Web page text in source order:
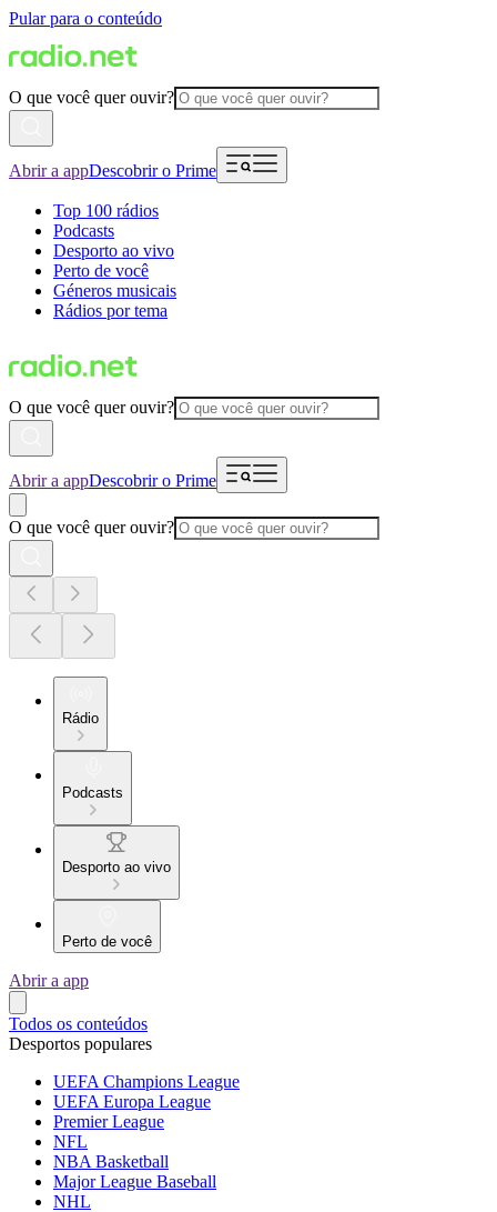
Pular para o conteúdo
O que você quer ouvir?
Abrir a appDescobrir o Prime
Top 100 rádios
Podcasts
Desporto ao vivo
Perto de você
Géneros musicais
Rádios por tema
O que você quer ouvir?
Abrir a appDescobrir o Prime
O que você quer ouvir?
Rádio
Podcasts
Desporto ao vivo
Perto de você
Abrir a app
Todos os conteúdos
Desportos populares
UEFA Champions League
UEFA Europa League
Premier League
NFL
NBA Basketball
Major League Baseball
NHL